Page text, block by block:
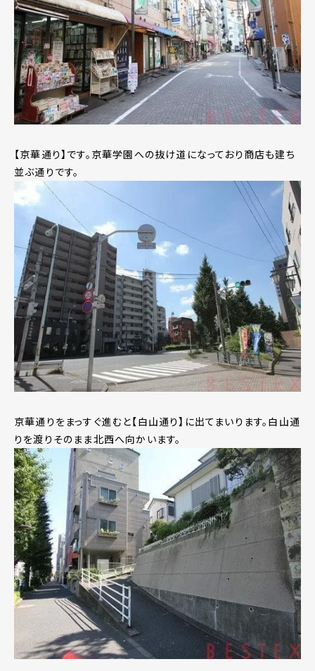
【京華通り】です。京華学園への抜け道になっており商店も建ち
並ぶ通りです。
京華通りをまっすぐ進むと【白山通り】に出てまいります。白山通
りを渡りそのまま北西へ向かいます。